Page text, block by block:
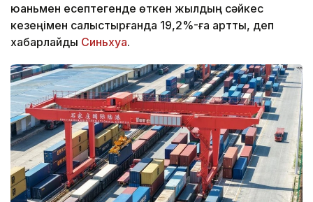
юаньмен есептегенде өткен жылдың сәйкес
кезеңімен салыстырғанда 19,2%-ға артты, деп
хабарлайды Синьхуа.